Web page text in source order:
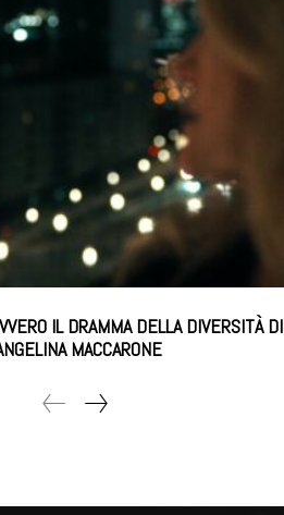
IL DRAMMA DELLA DIVERSITÀ DI
MACCARONE